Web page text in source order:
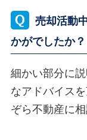
売却活動
かがでしたか？
細かい部分に
なアドバイス
ぞら不動産に